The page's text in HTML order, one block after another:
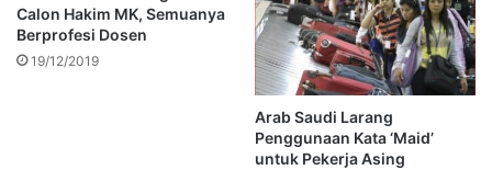
Calon Hakim MK, Semuanya
Berprofesi Dosen
19/12/2019
Arab Saudi Larang
Penggunaan Kata ‘Maid’
untuk Pekerja Asing